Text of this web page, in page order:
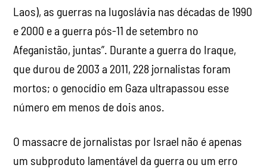
Laos), as guerras na Iugoslávia nas décadas de 1990
e 2000 e a guerra pós-11 de setembro no
Afeganistão, juntas”. Durante a guerra do Iraque,
que durou de 2003 a 2011, 228 jornalistas foram
mortos; o genocídio em Gaza ultrapassou esse
número em menos de dois anos.
O massacre de jornalistas por Israel não é apenas
um subproduto lamentável da guerra ou um erro